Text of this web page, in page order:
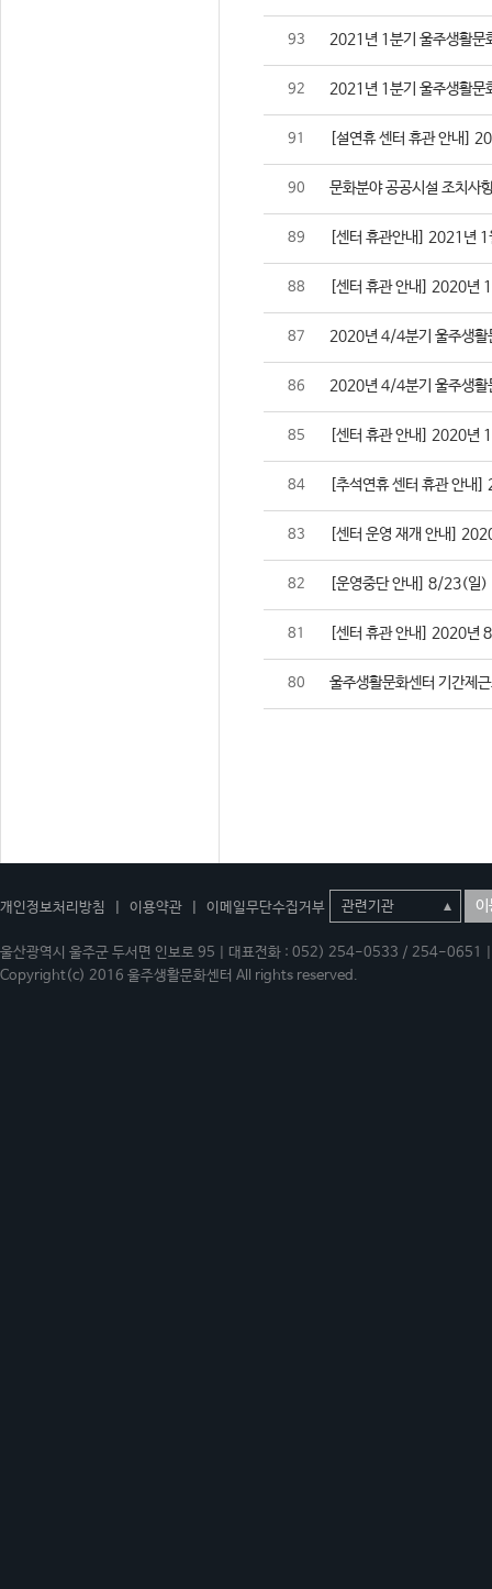
93 2021년 1분기 울주생활문
92 2021년 1분기 울주생활문
91 [설연휴 센터 휴관 안내
90 문화분야 공공시설 조치사
89 [센터 휴관안내] 2021년 1
88 [센터 휴관 안내] 2020년
87 2020년 4/4분기 울주생활
86 2020년 4/4분기 울주생활
85 [센터 휴관 안내] 2020년
84 [추석연휴 센터 휴관 안
83 [센터 운영 재개 안내]
82 [운영중단 안내] 8/23(일)
81 [센터 휴관 안내] 2020년
80 울주생활문화센터 기간제
개인정보처리방침 이용약관 이메일무단수집거부 이
울산광역시 울주군 두서면 인보로 95 | 대표전화 : 052) 254-0533 / 254-
Copyright(c) 2016 울주생활문화센터 All rights reserved.